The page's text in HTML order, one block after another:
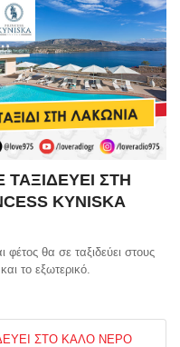
ΣΤΗ
KYNISKA
θα σε ταξιδεύει στους
το εξωτερικό.
ΣΤΟ ΚΑΛΟ ΝΕΡΟ